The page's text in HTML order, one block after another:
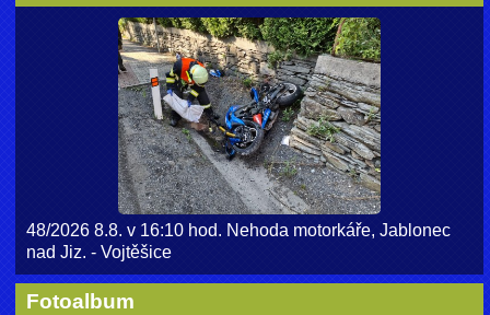
48/2026 8.8. v 16:10 hod. Nehoda motorkáře, Jablonec
nad Jiz. - Vojtěšice
Fotoalbum